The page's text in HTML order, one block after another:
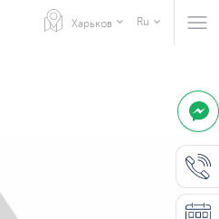
Харьков Ru